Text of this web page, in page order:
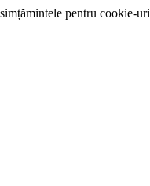
pentru cookie-uri